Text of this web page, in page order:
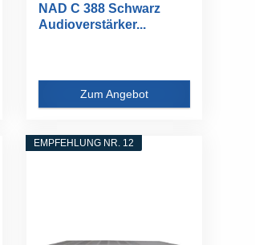
NAD C 388 Schwarz
Audioverstärker...
Zum Angebot
EMPFEHLUNG NR. 12